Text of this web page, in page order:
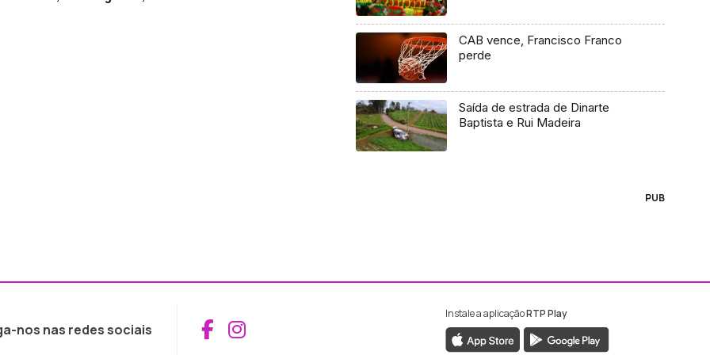
CAB vence, Francisco Franco
perde
Saída de estrada de Dinarte
Baptista e Rui Madeira
PUB
nos nas redes sociais Aceder ao Facebook da RTP Madeira
Aceder ao Instagram da RTP Madeira
Instale a aplicaçãoRTP Play